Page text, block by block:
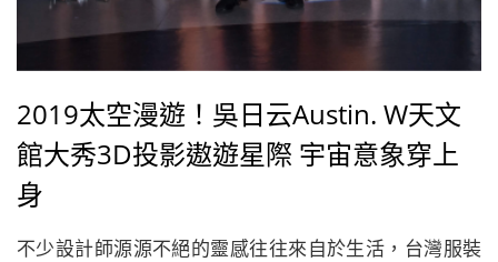
2019太空漫遊！吳日云Austin. W天文
館大秀3D投影遨遊星際 宇宙意象穿上
身
不少設計師源源不絕的靈感往往來自於生活，台灣服裝